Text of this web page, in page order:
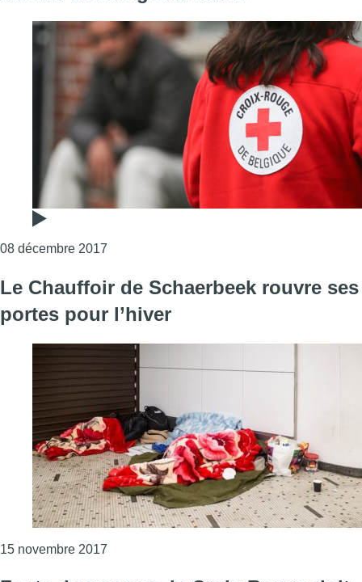
08 décembre 2017
Le Chauffoir de Schaerbeek rouvre ses
portes pour l’hiver
15 novembre 2017